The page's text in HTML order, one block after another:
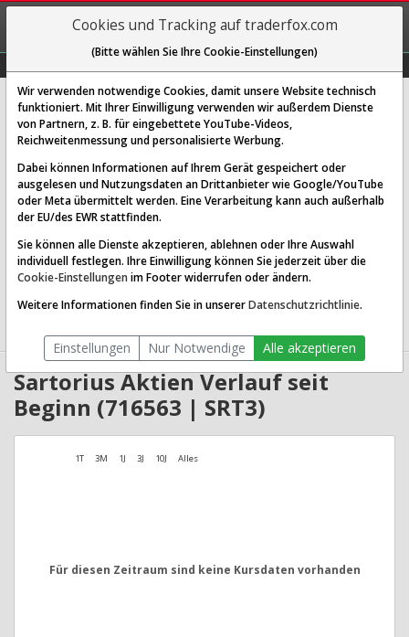
REGIS-
TRIEREN
Sartorius AG Vz.
[SRT3 | WKN 716563 | ISIN DE0007165631]
232,200 € 1,18 %
Echtzeit-Aktienkurs 08.08.2026 05:59 Uhr
BID:231,500 €
Website:
http://www.sartorius.de
Sektor:
Healthcare / Medical Instruments & Supplies
14.40 Mrd. EUR
Anzahl
69,052,288
Sartorius Aktien Verlauf seit
Beginn (716563 | SRT3)
1T 3M 1J 3J 10J Alles
Für diesen Zeitraum sind keine Kursdaten vorhanden
Cookies und Tracking auf traderfox.com
(Bitte wählen Sie Ihre Cookie-Einstellungen)
Wir verwenden notwendige Cookies, damit unsere Website technisch
funktioniert. Mit Ihrer Einwilligung verwenden wir außerdem Dienste
von Partnern, z. B. für eingebettete YouTube-Videos,
Reichweitenmessung und personalisierte Werbung.
Dabei können Informationen auf Ihrem Gerät gespeichert oder
ausgelesen und Nutzungsdaten an Drittanbieter wie Google/YouTube
oder Meta übermittelt werden. Eine Verarbeitung kann auch außerhalb
der EU/des EWR stattfinden.
Sie können alle Dienste akzeptieren, ablehnen oder Ihre Auswahl
individuell festlegen. Ihre Einwilligung können Sie jederzeit über die
Cookie-Einstellungen im Footer widerrufen oder ändern.
Weitere Informationen finden Sie in unsererDatenschutzrichtlinie.
Einstellungen Nur Notwendige Alle akzeptieren